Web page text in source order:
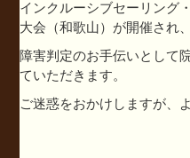
インクルーシブセーリング
大会（和歌山）が開催され、
障害判定のお手伝いとして
ていただきます。
ご迷惑をおかけしますが、